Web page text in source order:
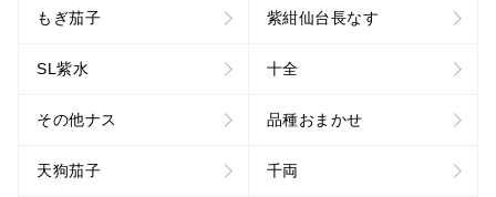
もぎ茄子 紫紺仙台長なす
SL紫水 十全
その他ナス 品種おまかせ
天狗茄子 千両